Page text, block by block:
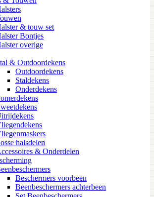
& touw set
Bontjes
overige
& Outdoordekens
Outdoordekens
Staldekens
Onderdekens
halsdelen
& Onderdelen
Beschermers voorbeen
Beenbeschermers achterbeen